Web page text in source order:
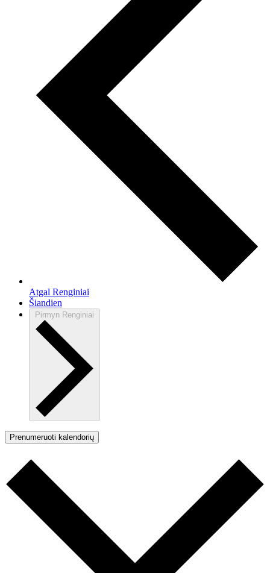
Atgal Renginiai
Šiandien
Pirmyn Renginiai
Prenumeruoti kalendorių